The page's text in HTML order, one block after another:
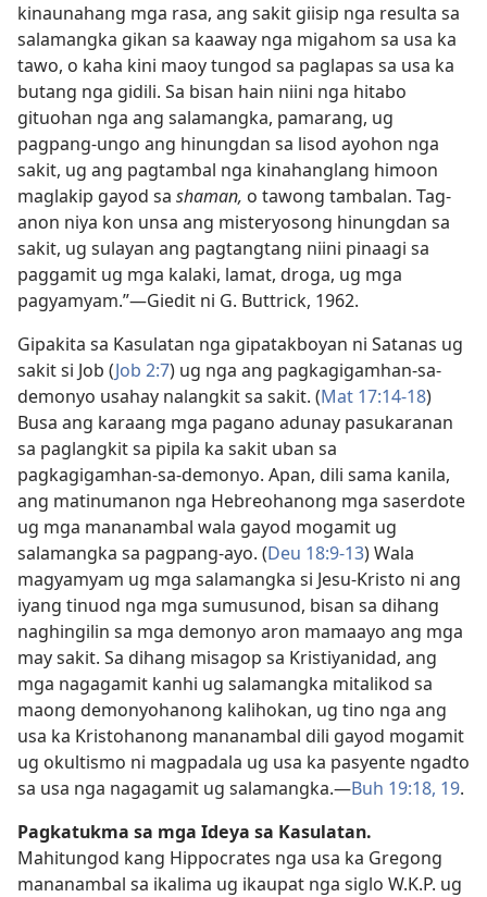
kinaunahang mga rasa, ang sakit giisip nga resulta sa
salamangka gikan sa kaaway nga migahom sa usa ka
tawo, o kaha kini maoy tungod sa paglapas sa usa ka
butang nga gidili. Sa bisan hain niini nga hitabo
gituohan nga ang salamangka, pamarang, ug
pagpang-ungo ang hinungdan sa lisod ayohon nga
sakit, ug ang pagtambal nga kinahanglang himoon
maglakip gayod sa shaman, o tawong tambalan. Tag-
anon niya kon unsa ang misteryosong hinungdan sa
sakit, ug sulayan ang pagtangtang niini pinaagi sa
paggamit ug mga kalaki, lamat, droga, ug mga
pagyamyam.”​—Giedit ni G. Buttrick, 1962.
Gipakita sa Kasulatan nga gipatakboyan ni Satanas ug
sakit si Job (Job 2:7) ug nga ang pagkagigamhan-sa-
demonyo usahay nalangkit sa sakit. (Mat 17:14-18)
Busa ang karaang mga pagano adunay pasukaranan
sa paglangkit sa pipila ka sakit uban sa
pagkagigamhan-sa-demonyo. Apan, dili sama kanila,
ang matinumanon nga Hebreohanong mga saserdote
ug mga mananambal wala gayod mogamit ug
salamangka sa pagpang-ayo. (Deu 18:9-13) Wala
magyamyam ug mga salamangka si Jesu-Kristo ni ang
iyang tinuod nga mga sumusunod, bisan sa dihang
naghingilin sa mga demonyo aron mamaayo ang mga
may sakit. Sa dihang misagop sa Kristiyanidad, ang
mga nagagamit kanhi ug salamangka mitalikod sa
maong demonyohanong kalihokan, ug tino nga ang
usa ka Kristohanong mananambal dili gayod mogamit
ug okultismo ni magpadala ug usa ka pasyente ngadto
sa usa nga nagagamit ug salamangka.​—Buh 19:​18, 19.
Pagkatukma sa mga Ideya sa Kasulatan.
Mahitungod kang Hippocrates nga usa ka Gregong
mananambal sa ikalima ug ikaupat nga siglo W.K.P. ug